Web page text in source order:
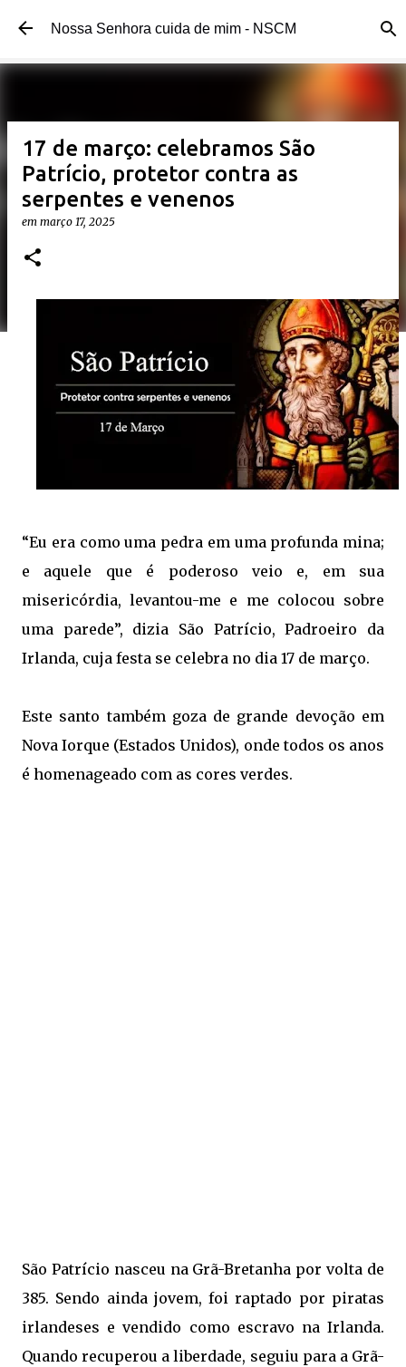
Pular para o conteúdo principal
Nossa Senhora cuida de mim - NSCM
17 de março: celebramos São
Patrício, protetor contra as
serpentes e venenos
em março 17, 2025
“Eu era como uma pedra em uma profunda mina;
e aquele que é poderoso veio e, em sua
misericórdia, levantou-me e me colocou sobre
uma parede”, dizia São Patrício, Padroeiro da
Irlanda, cuja festa se celebra no dia 17 de março.
Este santo também goza de grande devoção em
Nova Iorque (Estados Unidos), onde todos os anos
é homenageado com as cores verdes.
São Patrício nasceu na Grã-Bretanha por volta de
385. Sendo ainda jovem, foi raptado por piratas
irlandeses e vendido como escravo na Irlanda.
Quando recuperou a liberdade, seguiu para a Grã-